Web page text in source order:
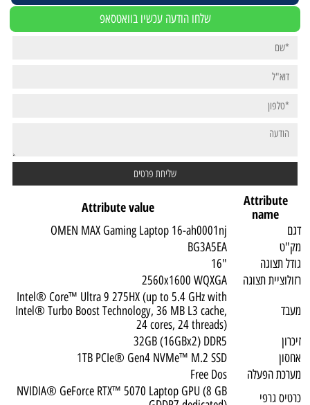
שלחו הודעה עכשיו בוואטסאפ
Attribute
name
Attribute value
דגם
OMEN MAX Gaming Laptop 16-ah0001nj
מק"ט
BG3A5EA
גודל תצוגה
"16
רזולוציית תצוגה
2560x1600 WQXGA
מעבד
Intel® Core™ Ultra 9 275HX (up to 5.4 GHz with
Intel® Turbo Boost Technology, 36 MB L3 cache,
24 cores, 24 threads)
זיכרון
32GB (16GBx2) DDR5
אחסון
1TB PCIe® Gen4 NVMe™ M.2 SSD
מערכת הפעלה
Free Dos
כרטיס גרפי
NVIDIA® GeForce RTX™ 5070 Laptop GPU (8 GB